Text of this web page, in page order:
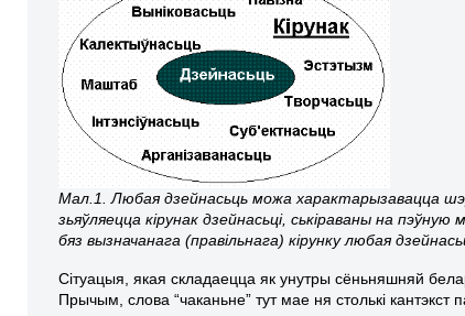
Мал.1. Любая дзейнасьць можа характарызавацца
зьяўляецца кірунак дзейнасьці, ськіраваны на
бяз вызначанага (правільнага) кірунку любая
Сітуацыя, якая складаецца як унутры сёньняшняй
Прычым, слова “чаканьне” тут мае ня столькі кантэкст